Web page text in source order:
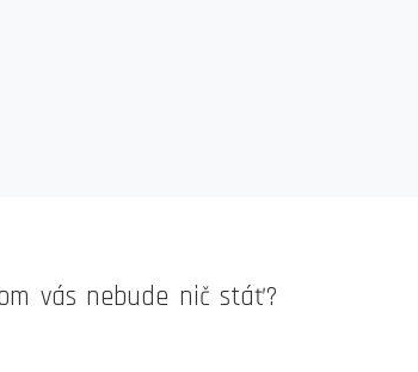
vás nebude nič stáť?